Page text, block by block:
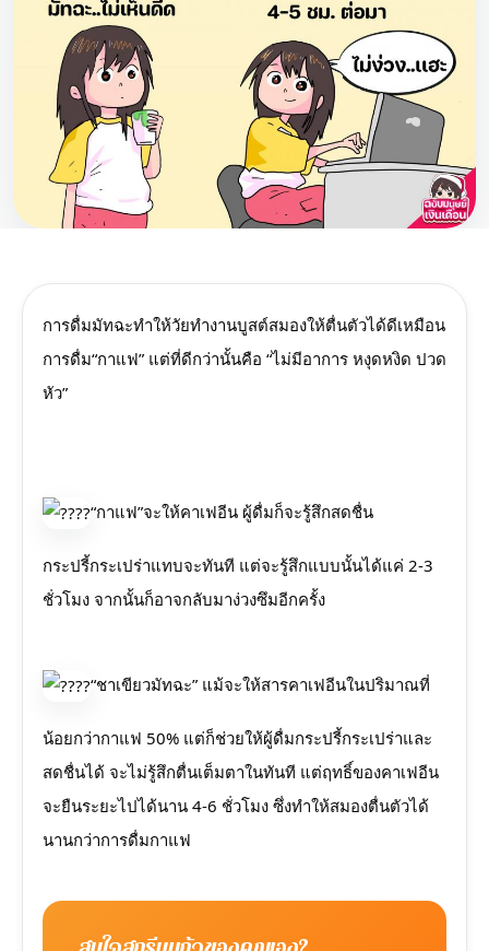
การดื่มมัทฉะทำให้วัยทำงานบูสต์สมองให้ตื่นตัวได้ดีเหมือน
การดื่ม“กาแฟ” แต่ที่ดีกว่านั้นคือ “ไม่มีอาการ หงุดหงิด ปวด
หัว”
“กาแฟ”จะให้คาเฟอีน ผู้ดื่มก็จะรู้สึกสดชื่น
กระปรี้กระเปร่าแทบจะทันที แต่จะรู้สึกแบบนั้นได้แค่ 2-3
ชั่วโมง จากนั้นก็อาจกลับมาง่วงซึมอีกครั้ง
“ชาเขียวมัทฉะ” แม้จะให้สารคาเฟอีนในปริมาณที่
น้อยกว่ากาแฟ 50% แต่ก็ช่วยให้ผู้ดื่มกระปรี้กระเปร่าและ
สดชื่นได้ จะไม่รู้สึกตื่นเต็มตาในทันที แต่ฤทธิ์ของคาเฟอีน
จะยืนระยะไปได้นาน 4-6 ชั่วโมง ซึ่งทำให้สมองตื่นตัวได้
นานกว่าการดื่มกาแฟ